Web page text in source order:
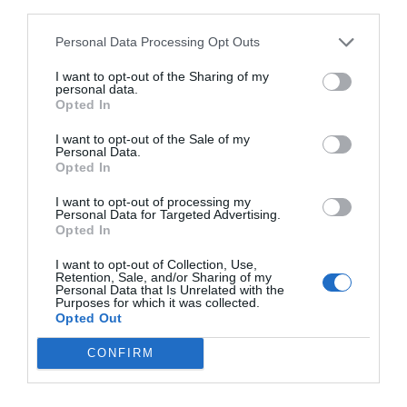
Personal Data Processing Opt Outs
I want to opt-out of the Sharing of my
personal data.
Opted In
I want to opt-out of the Sale of my
Personal Data.
Opted In
I want to opt-out of processing my
Personal Data for Targeted Advertising.
Opted In
I want to opt-out of Collection, Use,
Retention, Sale, and/or Sharing of my
Personal Data that Is Unrelated with the
Purposes for which it was collected.
Opted Out
CONFIRM
Al llegar a la vivienda junto con los familiares, lo
hallaron "tirado en el suelo, desnudo, en estado de
semiinconsciencia, con síntomas evidentes de
deshidratación y un traumatismo en la cabeza", según
la misma fuente.
Mientras se esperaba la llegada de los servicios
sanitarios, los policías lo asistieron y llegaron a